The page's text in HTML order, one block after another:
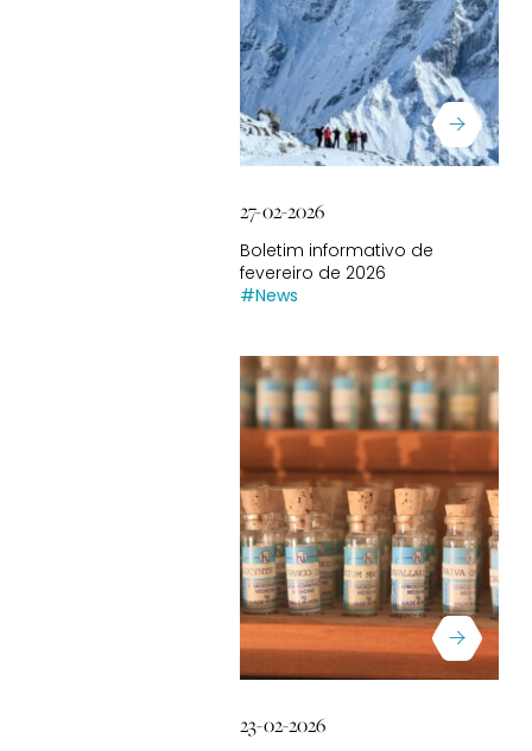
27-02-2026
Boletim informativo de
fevereiro de 2026
#News
23-02-2026